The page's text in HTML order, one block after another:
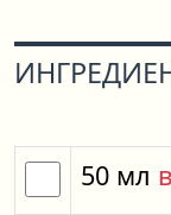
50 мл